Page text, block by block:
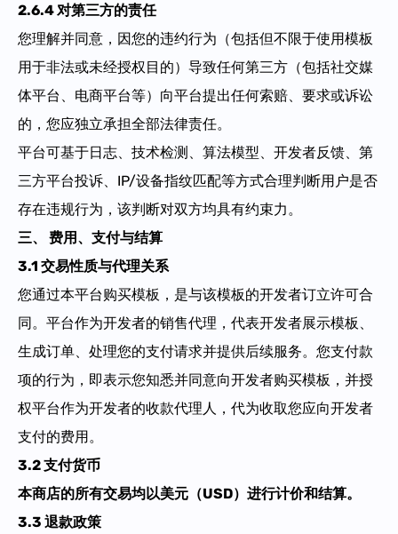
2.6.4 对第三方的责任
您理解并同意，因您的违约行为（包括但不限于使用模板
用于非法或未经授权目的）导致任何第三方（包括社交媒
体平台、电商平台等）向平台提出任何索赔、要求或诉讼
的，您应独立承担全部法律责任。
平台可基于日志、技术检测、算法模型、开发者反馈、第
三方平台投诉、IP/设备指纹匹配等方式合理判断用户是否
存在违规行为，该判断对双方均具有约束力。
三、 费用、支付与结算
3.1 交易性质与代理关系
您通过本平台购买模板，是与该模板的开发者订立许可合
同。平台作为开发者的销售代理，代表开发者展示模板、
生成订单、处理您的支付请求并提供后续服务。您支付款
项的行为，即表示您知悉并同意向开发者购买模板，并授
权平台作为开发者的收款代理人，代为收取您应向开发者
支付的费用。
3.2 支付货币
本商店的所有交易均以美元（USD）进行计价和结算。
3.3 退款政策